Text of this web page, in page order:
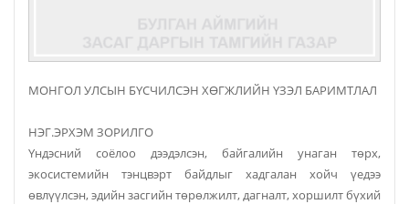
МОНГОЛ УЛСЫН БҮСЧИЛСЭН ХӨГЖЛИЙН ҮЗЭЛ БАРИМТЛАЛ
НЭГ.ЭРХЭМ ЗОРИЛГО
Үндэсний соёлоо дээдэлсэн, байгалийн унаган төрх,
экосистемийн тэнцвэрт байдлыг хадгалан хойч үедээ
өвлүүлсэн, эдийн засгийн төрөлжилт, дагналт, хоршилт бүхий